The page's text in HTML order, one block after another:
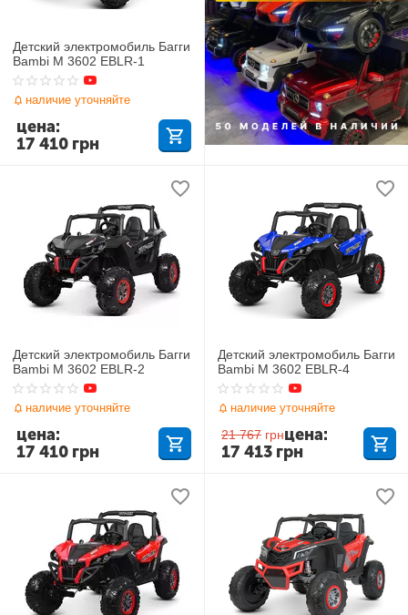
Детский электромобиль Багги
Bambi M 3602 EBLR-1
наличие уточняйте
17 410 грн
цена:
Детский электромобиль Багги
Bambi M 3602 EBLR-2
наличие уточняйте
17 410 грн
цена:
Детский электромобиль Багги
Bambi M 3602 EBLR-4
наличие уточняйте
21 767 грн
17 413 грн
цена: